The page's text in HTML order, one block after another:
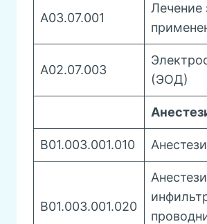
A03.07.001
Лечение
А02.07.003
(ЭОД)
B01.003.001.010
B01.003.001.020